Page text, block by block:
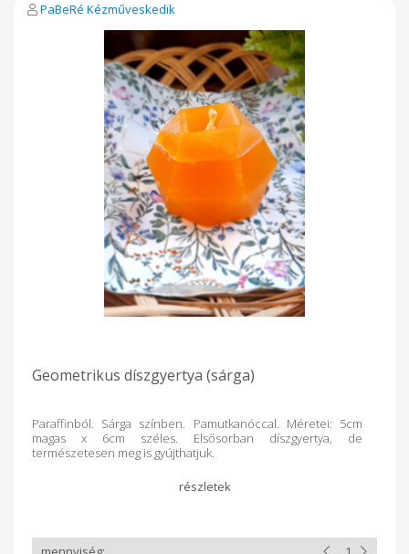
PaBeRé Kézműveskedik
Geometrikus díszgyertya (sárga)
Paraffinból. Sárga színben. Pamutkanóccal. Méretei: 5cm
magas x 6cm széles. Elsősorban díszgyertya, de
természetesen meg is gyújthatjuk.